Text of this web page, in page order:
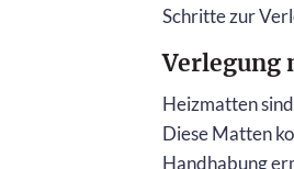
Schritte zur
Verlegung
Heizmatten
Diese Matten
Handhabung